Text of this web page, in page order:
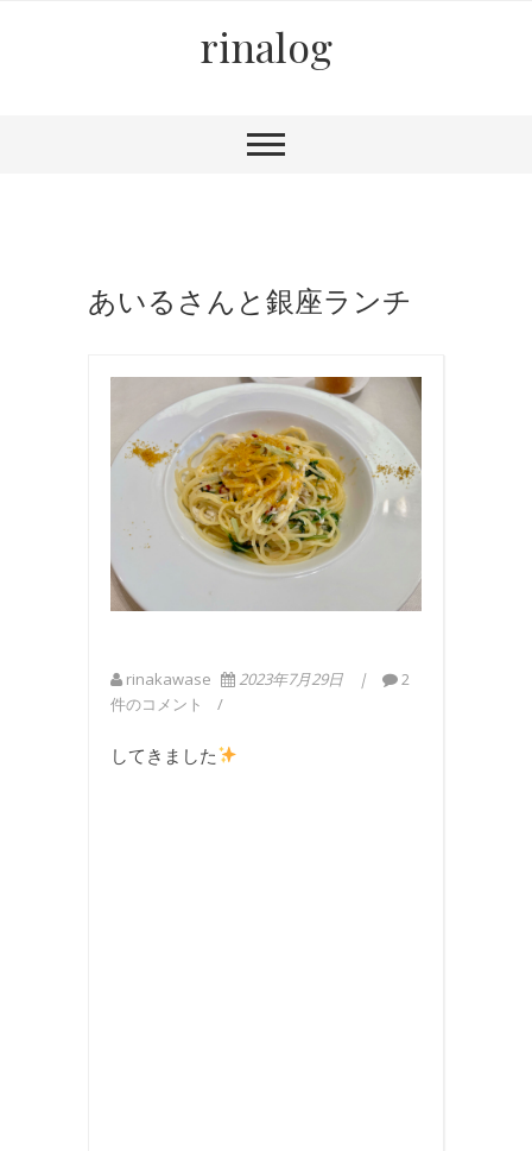
rinalog
あいるさんと銀座ランチ
rinakawase 2023年7月29日
2
件のコメント
してきました